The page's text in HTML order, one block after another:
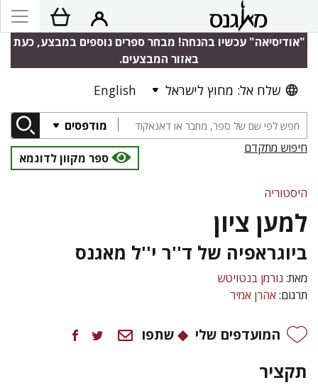
"אודיסיאה" עכשיו בהנחה! מבחר ספרים נוספים במבצע, כעת
באזור המבצעים.
שלח אל: מחוץ לישראל English
מודפסים
חיפוש מתקדם
ספר מקוון לדוגמא
היסטוריה
למען ציון
ביוגראפיה של ד''ר י''ל מאגנס
מאת: נורמן בנטויטש
תרגום: אהרן אמיר
המועדפים שלי שתפו
תקציר